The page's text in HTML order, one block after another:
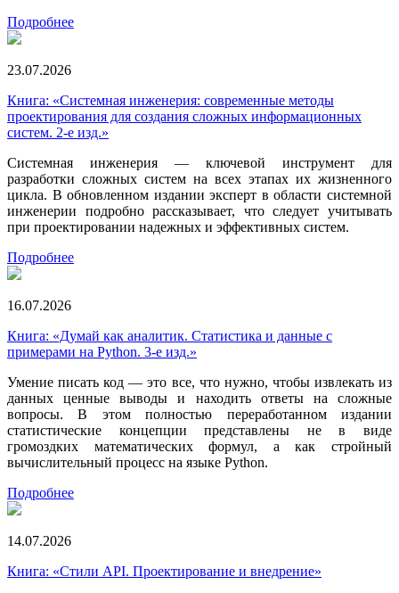
Подробнее
23.07.2026
Книга: «Системная инженерия: современные методы
проектирования для создания сложных информационных
систем. 2-е изд.»
Системная инженерия — ключевой инструмент для
разработки сложных систем на всех этапах их жизненного
цикла. В обновленном издании эксперт в области системной
инженерии подробно рассказывает, что следует учитывать
при проектировании надежных и эффективных систем.
Подробнее
16.07.2026
Книга: «Думай как аналитик. Статистика и данные с
примерами на Python. 3-е изд.»
Умение писать код — это все, что нужно, чтобы извлекать из
данных ценные выводы и находить ответы на сложные
вопросы. В этом полностью переработанном издании
статистические концепции представлены не в виде
громоздких математических формул, а как стройный
вычислительный процесс на языке Python.
Подробнее
14.07.2026
Книга: «Стили API. Проектирование и внедрение»